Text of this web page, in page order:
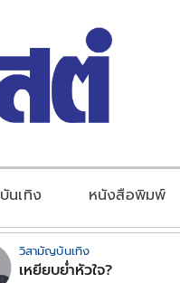
บันเทิง หนังสือพิมพ์
วิสามัญบันเทิง
เหยียบย่ำหัวใจ?